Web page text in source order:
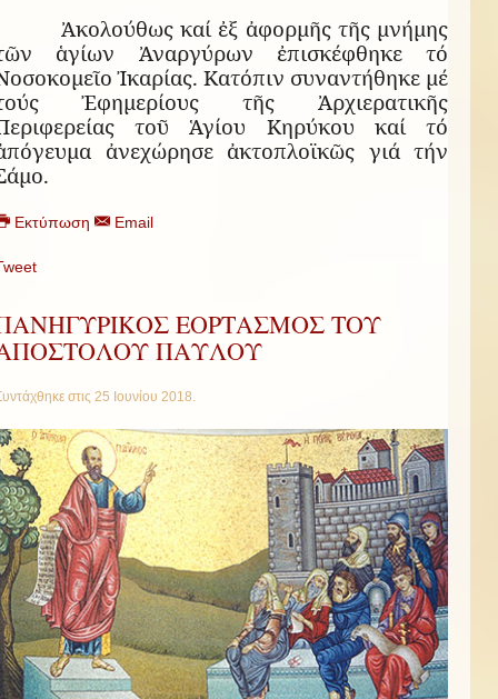
Ἀκολούθως καί ἐξ ἀφορμῆς τῆς μνήμης
ἁγίων Ἀναργύρων ἐπισκέφθηκε τό
Ἰκαρίας. Κατόπιν συναντήθηκε μέ
Ἐφημερίους τῆς Ἀρχιερατικῆς
τοῦ Ἁγίου Κηρύκου καί τό
ἀνεχώρησε ἀκτοπλοϊκῶς γιά τήν
Εκτύπωση Email
ΕΟΡΤΑΣΜΟΣ ΤΟΥ
ΠΑΥΛΟΥ
στις 25 Ιουνίου 2018.